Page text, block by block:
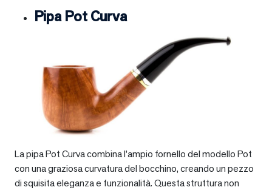
Pipa Pot Curva
La pipa Pot Curva combina l’ampio fornello del modello Pot
con una graziosa curvatura del bocchino, creando un pezzo
di squisita eleganza e funzionalità. Questa struttura non